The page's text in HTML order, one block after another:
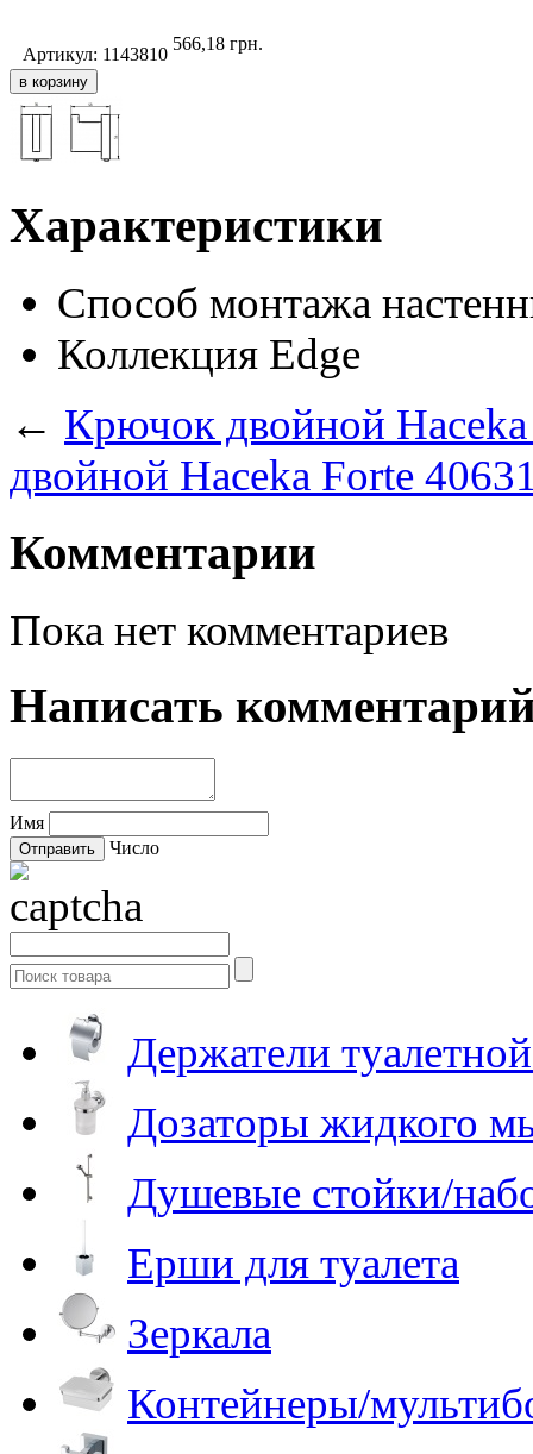
Артикул: 1143810
566,18 грн.
Характеристики
Способ монтажа
Коллекция Edge
← Крючок двойной
двойной Haceka Forte
Комментарии
Пока нет комментариев
Написать
Имя
Число
Держатели
Дозаторы жидкого
Душевые стойки/
Ерши для туалета
Зеркала
Контейнеры/